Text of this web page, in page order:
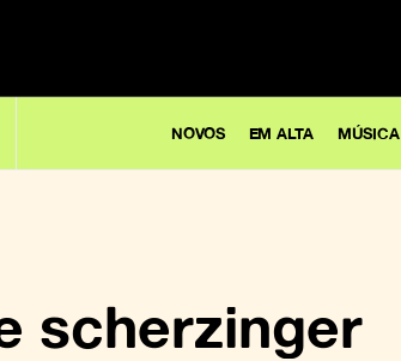
NOVOS EM ALTA MÚSICA
scherzinger